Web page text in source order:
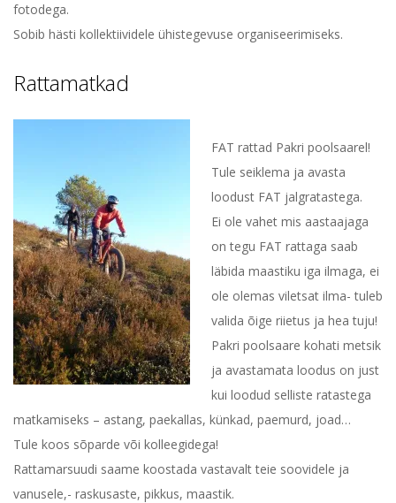
fotodega.
Sobib hästi kollektiividele ühistegevuse organiseerimiseks.
Rattamatkad
FAT rattad Pakri poolsaarel!
Tule seiklema ja avasta
loodust FAT jalgratastega.
Ei ole vahet mis aastaajaga
on tegu FAT rattaga saab
läbida maastiku iga ilmaga, ei
ole olemas viletsat ilma- tuleb
valida õige riietus ja hea tuju!
Pakri poolsaare kohati metsik
ja avastamata loodus on just
kui loodud selliste ratastega
matkamiseks – astang, paekallas, künkad, paemurd, joad…
Tule koos sõparde või kolleegidega!
Rattamarsuudi saame koostada vastavalt teie soovidele ja
vanusele,- raskusaste, pikkus, maastik.